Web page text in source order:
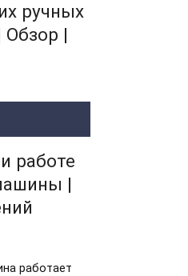
ручных
Обзор |
работе
|
работает